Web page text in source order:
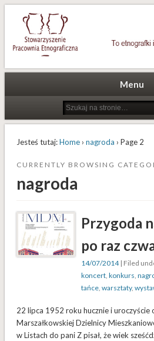
Stowarzyszenie
To etnografki i etnografowie, którym się chce
Menu
Jesteś tutaj:Home› nagroda › Page 2
CURRENTLY BROWSING
nagroda
Przygoda
po raz
14/07/2014| Filed
koncert ,konkurs ,
tańce ,warsztaty,
22 lipca 1952 roku hucznie i
Marszałkowskiej Dzielnicy
w Listach do pani Z pisał, że wiek